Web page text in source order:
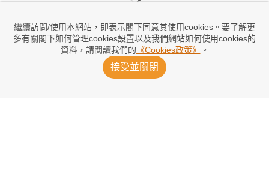
繼續訪問/使用本網站，即表示閣下同意其使用cookies。要了解更
多有關閣下如何管理cookies設置以及我們網站如何使用cookies的
資料，請閱讀我們的 《Cookies政策》 。
接受並關閉